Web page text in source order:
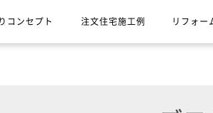
コンセプト 注文住宅施工例 リフォー